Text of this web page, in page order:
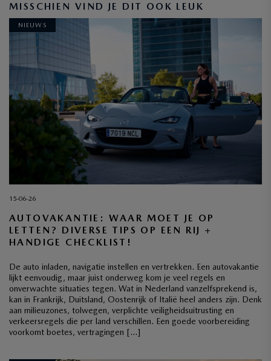
MISSCHIEN VIND JE DIT OOK LEUK
NIEUWS
15-06-26
AUTOVAKANTIE: WAAR MOET JE OP
LETTEN? DIVERSE TIPS OP EEN RIJ +
HANDIGE CHECKLIST!
De auto inladen, navigatie instellen en vertrekken. Een autovakantie
lijkt eenvoudig, maar juist onderweg kom je veel regels en
onverwachte situaties tegen. Wat in Nederland vanzelfsprekend is,
kan in Frankrijk, Duitsland, Oostenrijk of Italië heel anders zijn. Denk
aan milieuzones, tolwegen, verplichte veiligheidsuitrusting en
verkeersregels die per land verschillen. Een goede voorbereiding
voorkomt boetes, vertragingen […]